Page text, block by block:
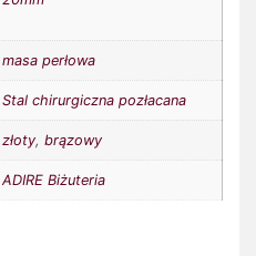
masa perłowa
Stal chirurgiczna pozłacana
złoty, brązowy
ADIRE Biżuteria